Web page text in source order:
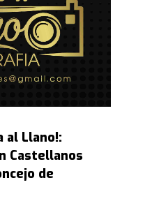
al Llano!:
Castellanos
de